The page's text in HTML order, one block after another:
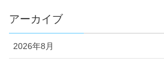
アーカイブ
2026年8月